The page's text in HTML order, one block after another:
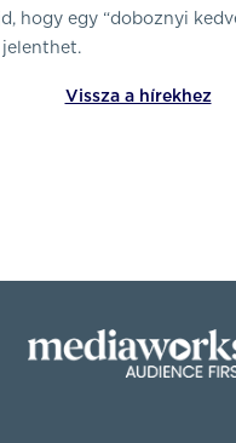
hogy egy “doboznyi
Vissza a hírekhez